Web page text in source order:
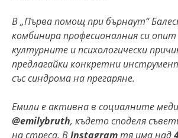
В„Първа помощ при бърнаут“
комбинира професионалния си опит
културните и психологически
предлагайки конкретни
със синдрома на прегаряне.
Емили е активна в социалните
@emilybruth, където споделя
на стреса. ВInstagramтя има над